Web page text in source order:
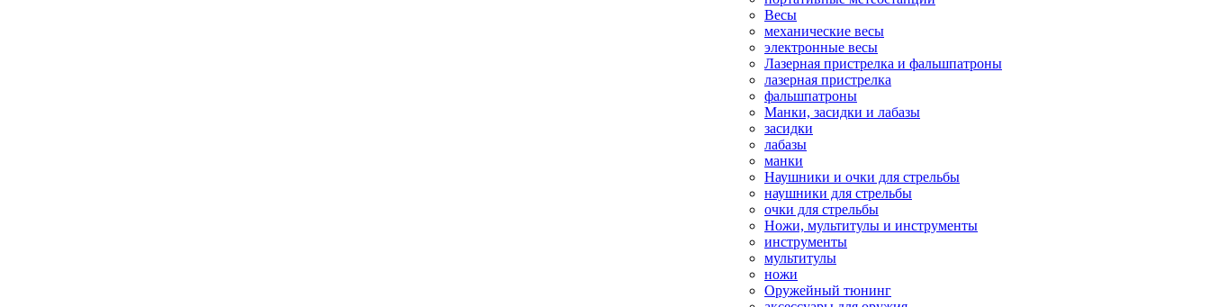
Весы
механические весы
электронные весы
Лазерная пристрелка и фальшпатроны
лазерная пристрелка
фальшпатроны
Манки, засидки и лабазы
засидки
лабазы
манки
Наушники и очки для стрельбы
наушники для стрельбы
очки для стрельбы
Ножи, мультитулы и инструменты
инструменты
мультитулы
ножи
Оружейный тюнинг